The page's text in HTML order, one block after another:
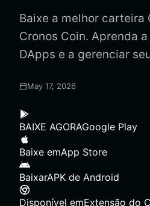
Baixe a melhor carteira
Cronos Coin. Aprenda
DApps e a gerenciar
May 17, 2026
BAIXE AGORAGoogle Play
Baixe emApp Store
BaixarAPK de Android
Disponível emExtensão do